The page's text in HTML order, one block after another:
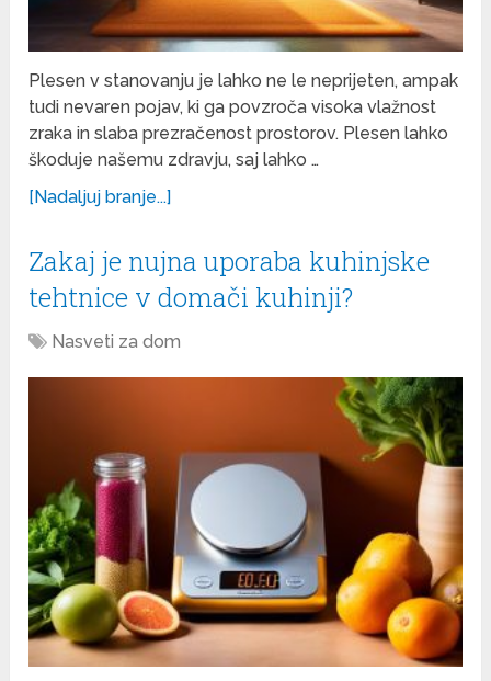
Plesen v stanovanju je lahko ne le neprijeten, ampak
tudi nevaren pojav, ki ga povzroča visoka vlažnost
zraka in slaba prezračenost prostorov. Plesen lahko
škoduje našemu zdravju, saj lahko …
[Nadaljuj branje...]
Zakaj je nujna uporaba kuhinjske
tehtnice v domači kuhinji?
Nasveti za dom